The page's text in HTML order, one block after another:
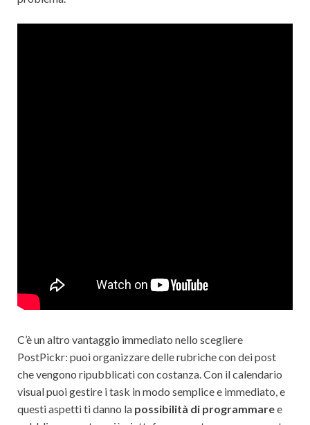
C’è un altro vantaggio immediato nello scegliere
PostPickr: puoi organizzare delle rubriche con dei post
che vengono ripubblicati con costanza. Con il calendario
visual puoi gestire i task in modo semplice e immediato, e
questi aspetti ti danno la possibilità di programmaree